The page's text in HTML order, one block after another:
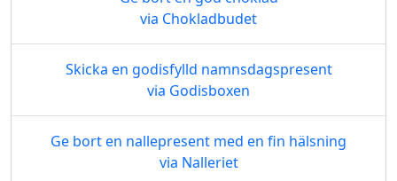
via Chokladbudet
Skicka en godisfylld namnsdagspresent
via Godisboxen
Ge bort en nallepresent med en fin hälsning
via Nalleriet